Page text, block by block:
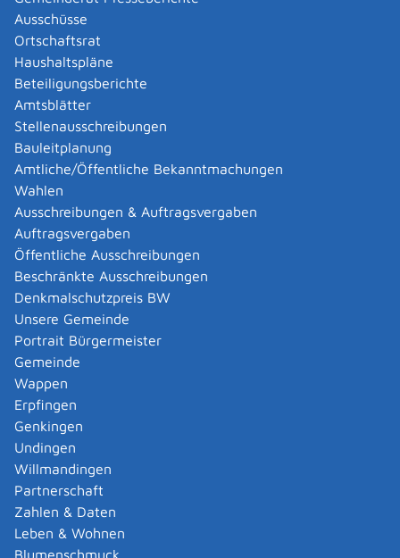
Ausschüsse
Ortschaftsrat
Haushaltspläne
Beteiligungsberichte
Amtsblätter
Stellenausschreibungen
Bauleitplanung
Amtliche/Öffentliche Bekanntmachungen
Wahlen
Ausschreibungen & Auftragsvergaben
Auftragsvergaben
Öffentliche Ausschreibungen
Beschränkte Ausschreibungen
Denkmalschutzpreis BW
Unsere Gemeinde
Portrait Bürgermeister
Gemeinde
Wappen
Erpfingen
Genkingen
Undingen
Willmandingen
Partnerschaft
Zahlen & Daten
Leben & Wohnen
Blumenschmuck
Abgelaufenen Führerschein neu ausstellen lassen
Abgeltungsteuer - Nichtveranlagungs-
Bescheinigung beantragen
Abgeschlossenheitsbescheinigung zur Aufteilung
eines Gebäudes beantragen
Abmeldung / Außerbetriebsetzung für ein Fahrzeug
beantragen
Abschriften, Ablichtungen, Vervielfältigungen und
Negative amtlich beglaubigen lassen
Abwasser entsorgen
Abwasserbeseitigung - dezentrale Beseitigung von
Regenwasser beantragen oder anzeigen
Abweichende Regelungen zum Schichtbetrieb
beantragen
Abweichende Ruhezeit beantragen
Adoption - Akteneinsicht beantragen
Adoption - sich als Adoptiveltern bewerben
Adoption eines ausländischen Kindes -
Beurkundung im Geburtenregister beantragen
Adoption eines ausländischen Kindes -
Umwandlung einer schwachen in eine starke
Adoption beantragen
Adoption eines deutschen Kindes - Beurkundung
von Amts wegen
Adoption eines erwachsenen Menschen beantragen
Adoptionspflege eines minderjährigen Kindes